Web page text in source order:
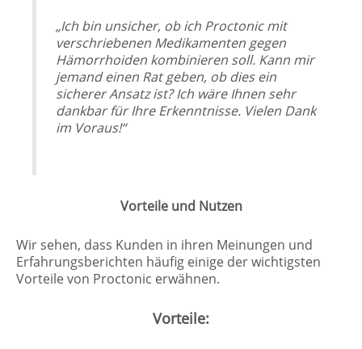
„Ich bin unsicher, ob ich Proctonic mit
verschriebenen Medikamenten gegen
Hämorrhoiden kombinieren soll. Kann mir
jemand einen Rat geben, ob dies ein
sicherer Ansatz ist? Ich wäre Ihnen sehr
dankbar für Ihre Erkenntnisse. Vielen Dank
im Voraus!“
Vorteile und Nutzen
Wir sehen, dass Kunden in ihren Meinungen und
Erfahrungsberichten häufig einige der wichtigsten
Vorteile von Proctonic erwähnen.
Vorteile: